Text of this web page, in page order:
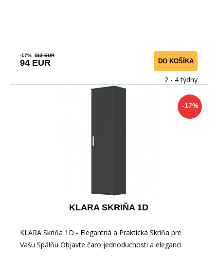
-17% 113 EUR
94 EUR DO KOŠÍKA
2 - 4 týdny
-17%
KLARA SKRIŇA 1D
KLARA Skriňa 1D - Elegantná a Praktická Skriňa pre
Vašu Spálňu Objavte čaro jednoduchosti a eleganci